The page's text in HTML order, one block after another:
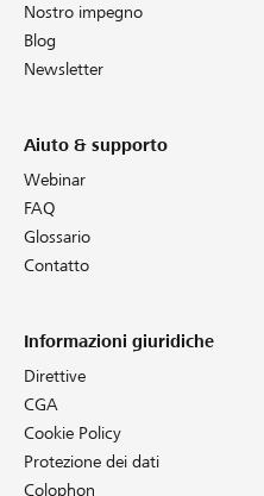
Nostro impegno
Blog
Newsletter
Aiuto & supporto
Webinar
FAQ
Glossario
Contatto
Informazioni giuridiche
Direttive
CGA
Cookie Policy
Protezione dei dati
Colophon